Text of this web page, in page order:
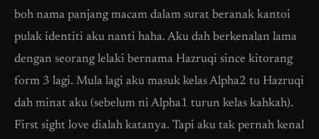
boh nama panjang macam dalam surat beranak kantoi
pulak identiti aku nanti haha. Aku dah berkenalan lama
dengan seorang lelaki bernama Hazruqi since kitorang
form 3 lagi. Mula lagi aku masuk kelas Alpha2 tu Hazruqi
dah minat aku (sebelum ni Alpha1 turun kelas kahkah).
First sight love dialah katanya. Tapi aku tak pernah kenal